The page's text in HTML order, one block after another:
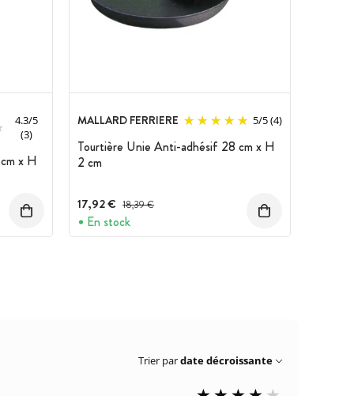
4.3/5
(3)
x H
MALLARD FERRIERE 5/5(4)
Tourtière Unie Anti-adhésif 28 cm x H
2 cm
17,92 € Prix avant réduction :
18,39 €
En stock
Trier pardate décroissante